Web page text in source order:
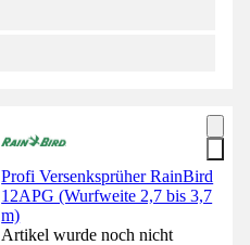
Profi Versenksprüher RainBird
12APG (Wurfweite 2,7 bis 3,7
m)
Artikel wurde noch nicht